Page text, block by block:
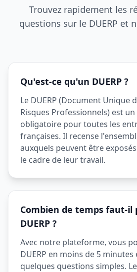
Trouvez rapidement les
questions sur le DUERP et
Qu'est-ce qu'un DUERP ?
Le DUERP (Document Unique
Risques Professionnels) est
obligatoire pour toutes les
françaises. Il recense
auxquels peuvent être
le cadre de leur travail.
Combien de temps faut-il
DUERP ?
Avec notre plateforme, vous
DUERP en moins de 5
quelques questions simples.